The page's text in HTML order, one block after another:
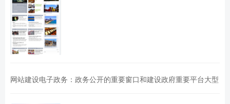
网站建设电子政务：政务公开的重要窗口和建设政府重要平台大型